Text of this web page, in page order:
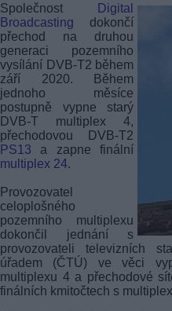
Společnost
Digital
Broadcasting dokončí
přechod na druhou
generaci pozemního
vysílání DVB-T2 během
září 2020. Během
jednoho měsíce
postupně vypne starý
DVB-T multiplex 4,
přechodovou DVB-T2
PS13 a zapne finální
multiplex 24.
Provozovatel
celoplošného
pozemního multiplexu
dokončil jednání s
provozovateli televizních
úřadem (ČTÚ) ve věci
multiplexu 4 a přechodové
finálních kmitočtech s